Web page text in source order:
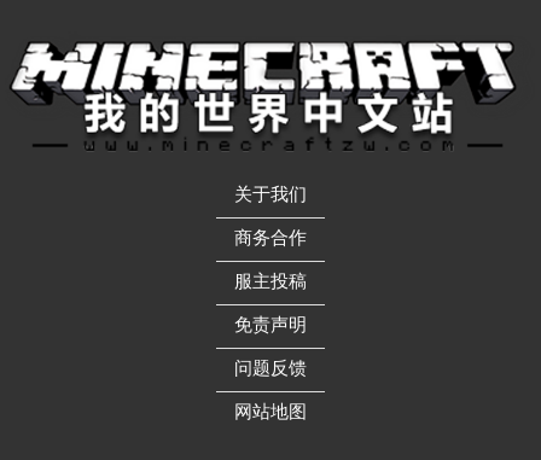
关于我们
——————
商务合作
——————
服主投稿
——————
免责声明
——————
问题反馈
——————
网站地图